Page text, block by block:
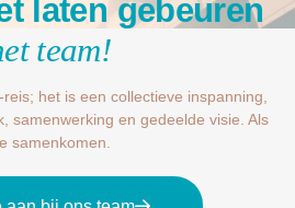
laten gebeuren
team!
het is een collectieve inspanning,
samenwerking en gedeelde visie. Als
samenkomen.